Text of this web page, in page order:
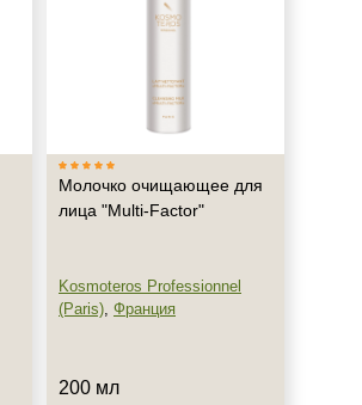
Молочко очищающее для
лица "Multi-Factor"
Kosmoteros Professionnel
(Paris), Франция
200 мл